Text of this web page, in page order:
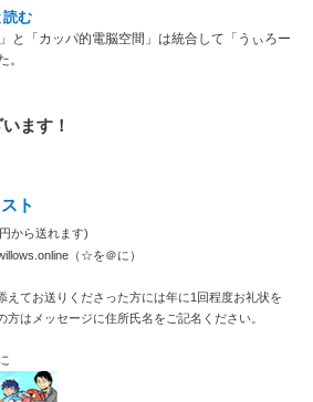
読む
と「カッパ的電脳空間」は統合して「うぃろー
。
ます！
ト
から送れます)
（☆を＠に）
えてお送りくださった方には年に1回程度お礼状を
はメッセージに住所氏名をご記名ください。